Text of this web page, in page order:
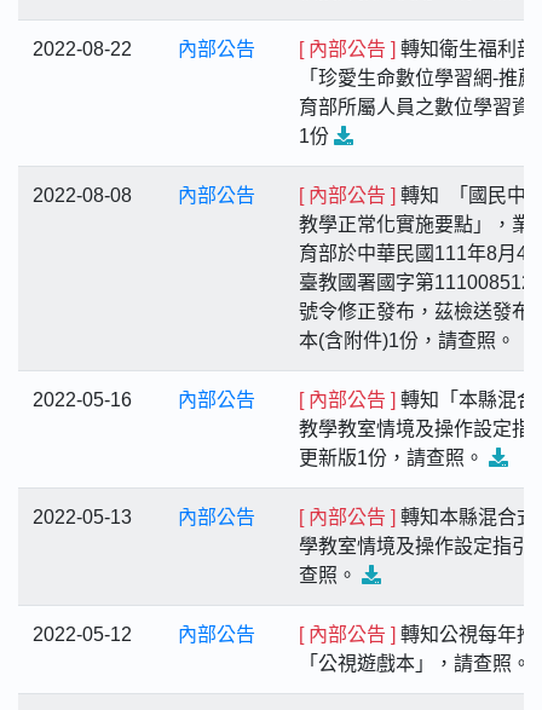
2022-08-22 內部公告 [ 內部公告 ] 轉知衛生福利部
「珍愛生命數位學習網-推薦
育部所屬人員之數位學習資
1份
2022-08-08 內部公告 [ 內部公告 ] 轉知 「國民中
教學正常化實施要點」，業
育部於中華民國111年8月4
臺教國署國字第
號令修正發布，茲檢送發布
本(含附件)1份，請查照。
2022-05-16 內部公告 [ 內部公告 ] 轉知「本縣混合
教學教室情境及操作設定指
更新版1份，請查照。
2022-05-13 內部公告 [ 內部公告 ] 轉知本縣混合式
學教室情境及操作設定指引
查照。
2022-05-12 內部公告 [ 內部公告 ] 轉知公視每年推
「公視遊戲本」，請查照。